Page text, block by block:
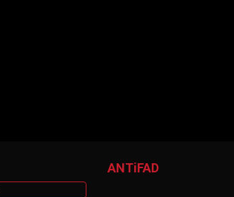
ANTiFAD